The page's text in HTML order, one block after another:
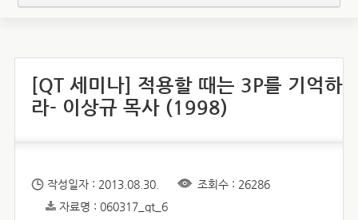
[QT 세미나] 적용할 때는 3P를 기억하
라- 이상규 목사 (1998)
작성일자 : 2013.08.30.
조회수 : 26286
자료명 : 060317_qt_6